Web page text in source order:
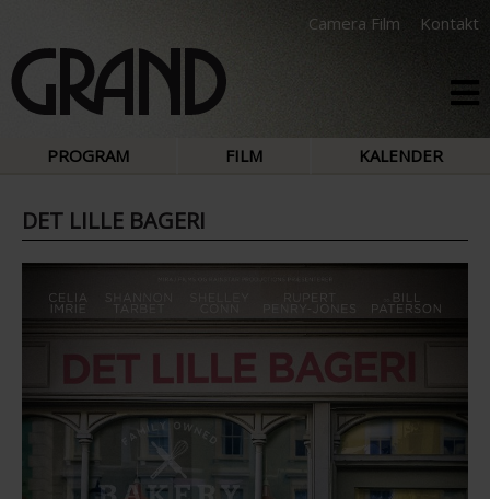
Camera Film Kontakt
PROGRAM FILM KALENDER
DET LILLE BAGERI